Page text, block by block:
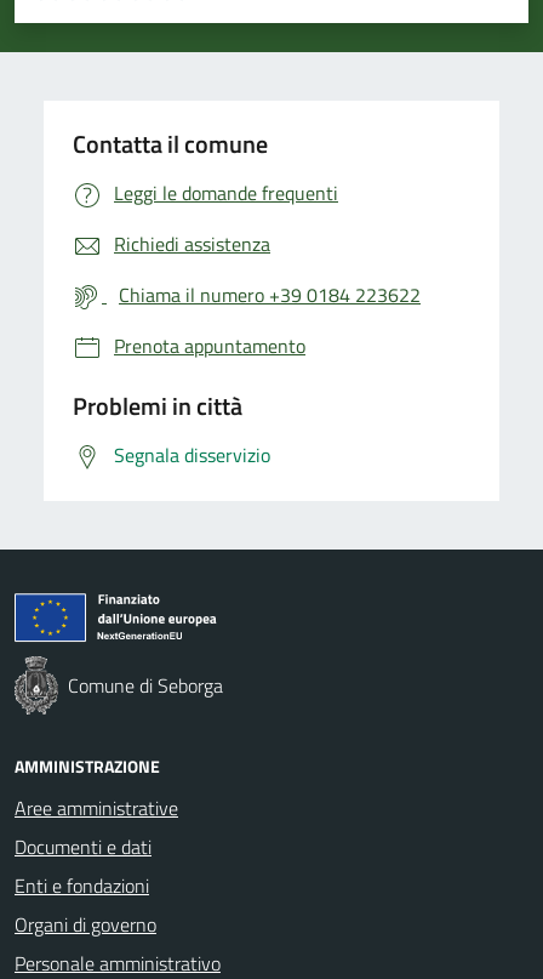
Valuta 5 stelle su 5
Valuta 4 stelle su 5
Valuta 3 stelle su 5
Valuta 2 stelle su 5
Valuta 1 stelle su 5
Contatta il comune
Leggi le domande frequenti
Richiedi assistenza
Chiama il numero +39 0184 223622
Prenota appuntamento
Problemi in città
Segnala disservizio
Comune di Seborga
AMMINISTRAZIONE
Aree amministrative
Documenti e dati
Enti e fondazioni
Organi di governo
Personale amministrativo